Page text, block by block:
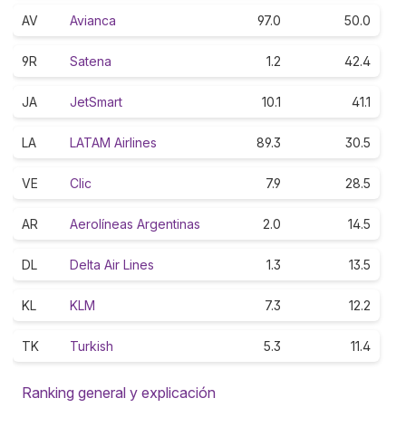
AV Avianca 97.0 50.0
9R Satena 1.2 42.4
JA JetSmart 10.1 41.1
LA LATAM Airlines 89.3 30.5
VE Clic 7.9 28.5
AR Aerolíneas Argentinas 2.0 14.5
DL Delta Air Lines 1.3 13.5
KL KLM 7.3 12.2
TK Turkish 5.3 11.4
Ranking general y explicación